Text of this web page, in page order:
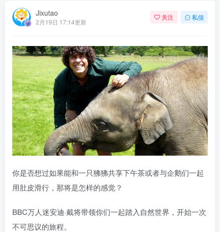
Jixutao
2月19日 17:14更新
关注 私信
你是否想过如果能和一只狒狒共享下午茶或者与企鹅们一起
用肚皮滑行，那将是怎样的感觉？
BBC万人迷安迪·戴将带领你们一起踏入自然世界，开始一次
不可思议的旅程。